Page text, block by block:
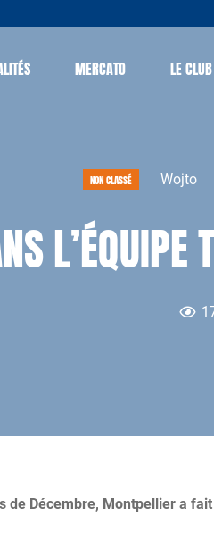
MERCATO LE CLUB
NON CLASSÉ Wojto
Décembre, Montpellier a